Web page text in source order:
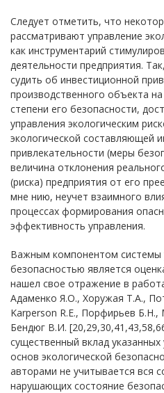
Следует отметить, что
рассматривают управление
как инструментарий
деятельности предприятия.
судить об инвестиционной
производственного объекта
степени его безопасности,
управления экологическим
экологической составляющей
привлекательности (меры
величина отклонения
(риска) предприятия от его
мне нию, неучет взаимного
процессах формирования
эффективность управления.
Важным компонентом системы
безопасностью является
нашел свое отражение в
Адаменко Я.О., Хоружая Т.А.,
Karperson R.E., Порфирьев
Бендюг В.И.
существенный вклад
основ экологической
авторами не учитывается вся
нарушающих состояние